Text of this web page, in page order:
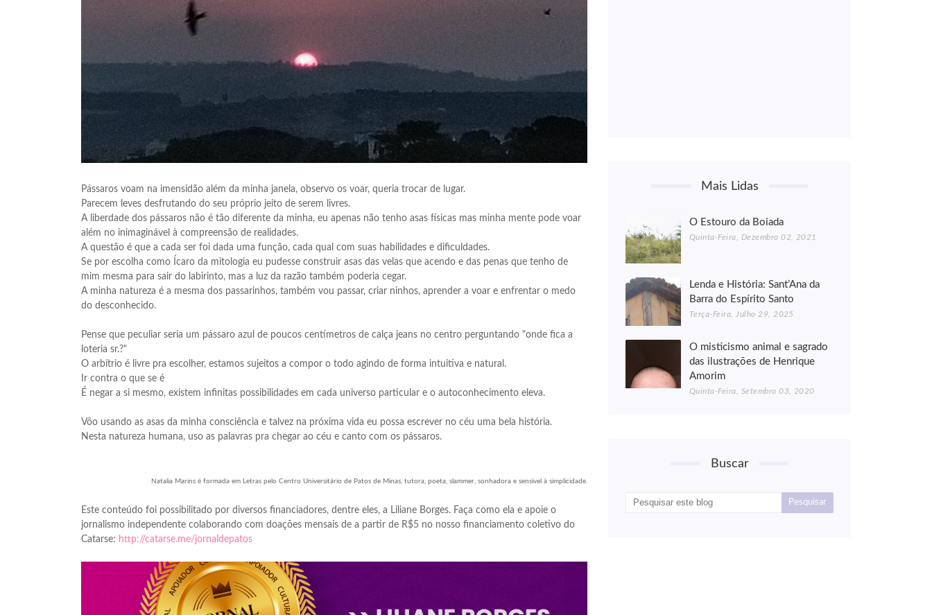
Pássaros voam na imensidão além da minha janela, observo os voar, queria trocar de lugar.
Parecem leves desfrutando do seu próprio jeito de serem livres.
A liberdade dos pássaros não é tão diferente da minha, eu apenas não tenho asas físicas mas minha mente pode voar
além no inimaginável à compreensão de realidades.
A questão é que a cada ser foi dada uma função, cada qual com suas habilidades e dificuldades.
Se por escolha como Ícaro da mitologia eu pudesse construir asas das velas que acendo e das penas que tenho de
mim mesma para sair do labirinto, mas a luz da razão também poderia cegar.
A minha natureza é a mesma dos passarinhos, também vou passar, criar ninhos, aprender a voar e enfrentar o medo
do desconhecido.
Pense que peculiar seria um pássaro azul de poucos centímetros de calça jeans no centro perguntando "onde fica a
loteria sr.?"
O arbítrio é livre pra escolher, estamos sujeitos a compor o todo agindo de forma intuitiva e natural.
Ir contra o que se é
É negar a si mesmo, existem infinitas possibilidades em cada universo particular e o autoconhecimento eleva.
Vôo usando as asas da minha consciência e talvez na próxima vida eu possa escrever no céu uma bela história.
Nesta natureza humana, uso as palavras pra chegar ao céu e canto com os pássaros.
Natalia Marins é formada em Letras pelo Centro Universitário de Patos de Minas, tutora, poeta, slammer, sonhadora e sensível à simplicidade.
Este conteúdo foi possibilitado por diversos financiadores, dentre eles, a Liliane Borges. Faça como ela e apoie o
jornalismo independente colaborando com doações mensais de a partir de R$5 no nosso financiamento coletivo do
Catarse: http://catarse.me/jornaldepatos
Mais Lidas
O Estouro da Boiada
Quinta-Feira, Dezembro 02, 2021
Lenda e História: Sant’Ana da
Barra do Espírito Santo
Terça-Feira, Julho 29, 2025
O misticismo animal e sagrado
das ilustrações de Henrique
Amorim
Quinta-Feira, Setembro 03, 2020
Buscar